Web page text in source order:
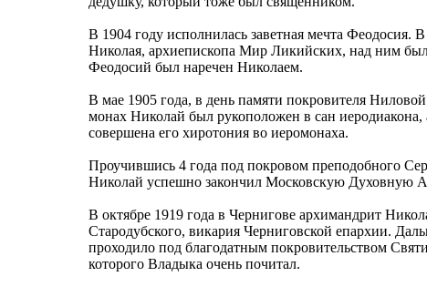
В 1904 году исполнилась заветная мечта Феодосия.
Николая, архиепископа Мир Ликийских, над ним
Феодосий был наречен Николаем.
В мае 1905 года, в день памяти покровителя
монах Николай был рукоположен в сан иеродиакона,
совершена его хиротония во иеромонаха.
Проучившись 4 года под покровом преподобного
Николай успешно закончил Московскую Духовную
В октябре 1919 года в Чернигове архимандрит
Стародубского, викария Черниговской епархии.
проходило под благодатным покровительством
которого Владыка очень почитал.